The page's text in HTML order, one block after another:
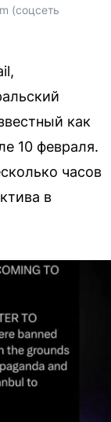
(соцсеть
как
10 февраля.
часов
в